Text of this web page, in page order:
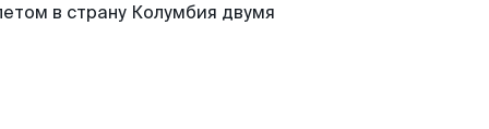
в страну Колумбия двумя